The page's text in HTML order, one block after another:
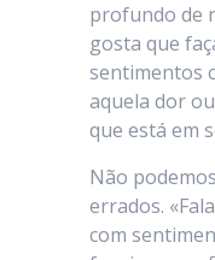
profundo de
gosta que
sentimentos
aquela dor
que está em
Não
errados.
com